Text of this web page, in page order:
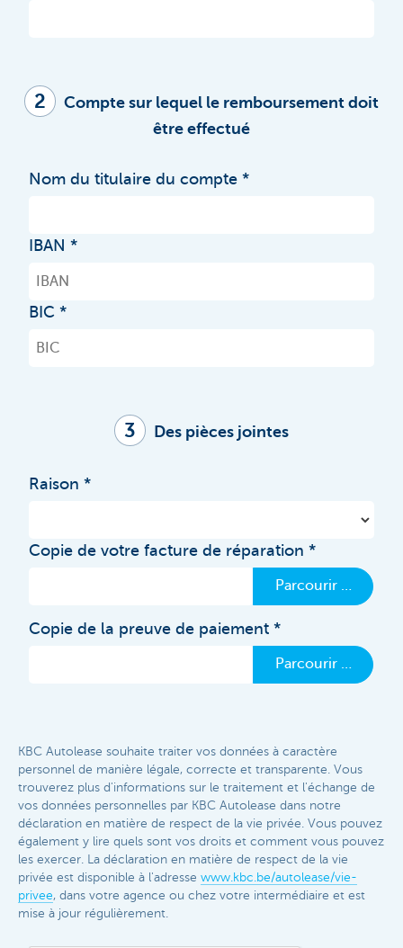
2
Compte sur lequel le remboursement doit
être effectué
Nom du titulaire du compte
IBAN
BIC
3 Des pièces jointes
Raison
Copie de votre facture de réparation
Parcourir …
Copie de la preuve de paiement
Parcourir …
KBC Autolease souhaite traiter vos données à caractère
personnel de manière légale, correcte et transparente. Vous
trouverez plus d'informations sur le traitement et l'échange de
vos données personnelles par KBC Autolease dans notre
déclaration en matière de respect de la vie privée. Vous pouvez
également y lire quels sont vos droits et comment vous pouvez
les exercer. La déclaration en matière de respect de la vie
privée est disponible à l'adresse www.kbc.be/autolease/vie-
privee, dans votre agence ou chez votre intermédiaire et est
mise à jour régulièrement.​